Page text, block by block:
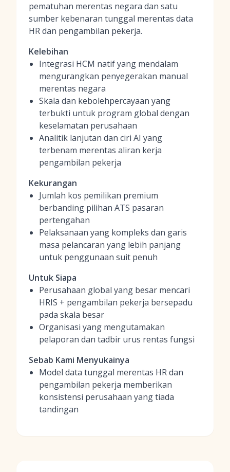
pematuhan merentas negara dan satu
sumber kebenaran tunggal merentas data
HR dan pengambilan pekerja.
Kelebihan
Integrasi HCM natif yang mendalam
mengurangkan penyegerakan manual
merentas negara
Skala dan kebolehpercayaan yang
terbukti untuk program global dengan
keselamatan perusahaan
Analitik lanjutan dan ciri AI yang
terbenam merentas aliran kerja
pengambilan pekerja
Kekurangan
Jumlah kos pemilikan premium
berbanding pilihan ATS pasaran
pertengahan
Pelaksanaan yang kompleks dan garis
masa pelancaran yang lebih panjang
untuk penggunaan suit penuh
Untuk Siapa
Perusahaan global yang besar mencari
HRIS + pengambilan pekerja bersepadu
pada skala besar
Organisasi yang mengutamakan
pelaporan dan tadbir urus rentas fungsi
Sebab Kami Menyukainya
Model data tunggal merentas HR dan
pengambilan pekerja memberikan
konsistensi perusahaan yang tiada
tandingan